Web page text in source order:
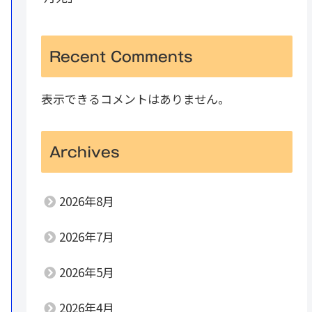
Recent Comments
表示できるコメントはありません。
Archives
2026年8月
2026年7月
2026年5月
2026年4月